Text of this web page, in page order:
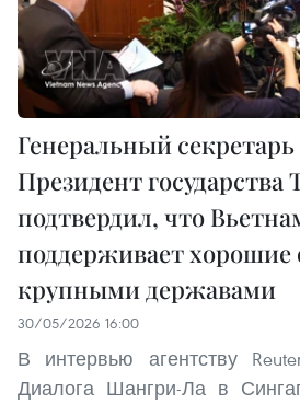
Генеральный
Президент государства
подтвердил, что
поддерживает хорошие
крупными державами
30/05/2026 16:00
В интервью агентству
Диалога Шангри-Ла в